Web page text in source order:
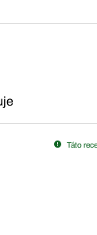
Táto